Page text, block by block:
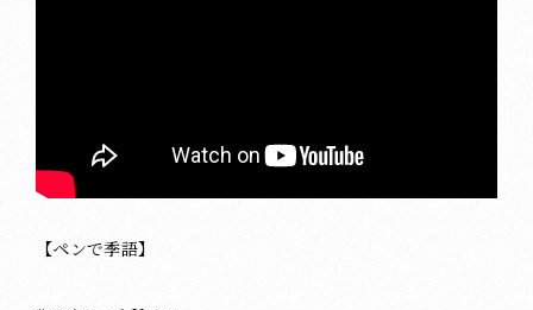
【ペンで季語】